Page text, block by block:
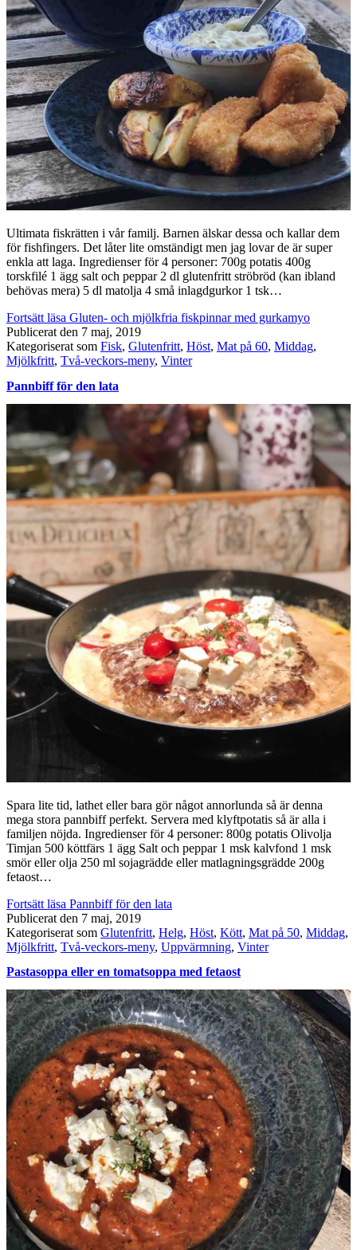
Ultimata fiskrätten i vår familj. Barnen älskar dessa och kallar dem
för fishfingers. Det låter lite omständigt men jag lovar de är super
enkla att laga. Ingredienser för 4 personer: 700g potatis 400g
torskfilé 1 ägg salt och peppar 2 dl glutenfritt ströbröd (kan ibland
behövas mera) 5 dl matolja 4 små inlagdgurkor 1 tsk…
Fortsätt läsa Gluten- och mjölkfria fiskpinnar med gurkamyo
Publicerat den 7 maj, 2019
Kategoriserat som Fisk, Glutenfritt, Höst, Mat på 60, Middag,
Mjölkfritt, Två-veckors-meny, Vinter
Pannbiff för den lata
Spara lite tid, lathet eller bara gör något annorlunda så är denna
mega stora pannbiff perfekt. Servera med klyftpotatis så är alla i
familjen nöjda. Ingredienser för 4 personer: 800g potatis Olivolja
Timjan 500 köttfärs 1 ägg Salt och peppar 1 msk kalvfond 1 msk
smör eller olja 250 ml sojagrädde eller matlagningsgrädde 200g
fetaost…
Fortsätt läsa Pannbiff för den lata
Publicerat den 7 maj, 2019
Kategoriserat som Glutenfritt, Helg, Höst, Kött, Mat på 50, Middag,
Mjölkfritt, Två-veckors-meny, Uppvärmning, Vinter
Pastasoppa eller en tomatsoppa med fetaost